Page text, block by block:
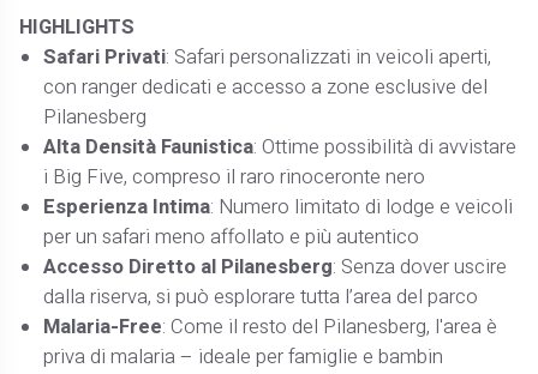
HIGHLIGHTS
Safari Privati: Safari personalizzati in veicoli aperti,
con ranger dedicati e accesso a zone esclusive del
Pilanesberg
Alta Densità Faunistica: Ottime possibilità di avvistare
i Big Five, compreso il raro rinoceronte nero
Esperienza Intima: Numero limitato di lodge e veicoli
per un safari meno affollato e più autentico
Accesso Diretto al Pilanesberg: Senza dover uscire
dalla riserva, si può esplorare tutta l’area del parco
Malaria-Free: Come il resto del Pilanesberg, l'area è
priva di malaria – ideale per famiglie e bambin